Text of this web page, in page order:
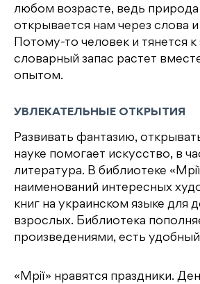
любом возрасте, ведь
открывается нам через слова
Потому-то человек и тянется к
словарный запас растет
опытом.
УВЛЕКАТЕЛЬНЫЕ ОТКРЫТИЯ
Развивать фантазию,
науке помогает искусство, в
литература. В библиотеке
наименований интересных
книг на украинском языке для
взрослых. Библиотека
произведениями, есть удобный
«Мрії» нравятся праздники.